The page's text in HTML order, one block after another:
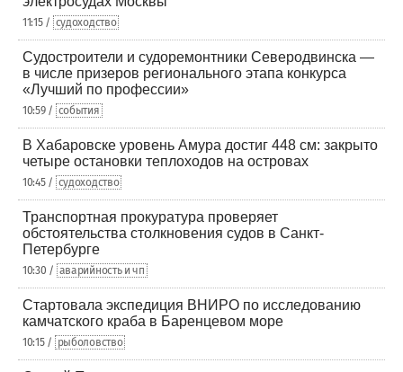
11:15 / судоходство
Судостроители и судоремонтники Северодвинска —
в числе призеров регионального этапа конкурса
«Лучший по профессии»
10:59 / события
В Хабаровске уровень Амура достиг 448 см: закрыто
четыре остановки теплоходов на островах
10:45 / судоходство
Транспортная прокуратура проверяет
обстоятельства столкновения судов в Санкт-
Петербурге
10:30 / аварийность и чп
Стартовала экспедиция ВНИРО по исследованию
камчатского краба в Баренцевом море
10:15 / рыболовство